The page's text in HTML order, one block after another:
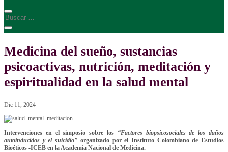
Medicina del sueño, sustancias
psicoactivas, nutrición, meditación y
espiritualidad en la salud mental
Dic 11, 2024
Intervenciones en el simposio sobre los “Factores biopsicosociales de los daños
autoinducidos y el suicidio” organizado por el Instituto Colombiano de Estudios
Bioéticos -ICEB en la Academia Nacional de Medicina.